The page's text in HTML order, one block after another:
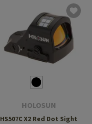
HOLOSUN
HS507C X2 Red Dot Sight